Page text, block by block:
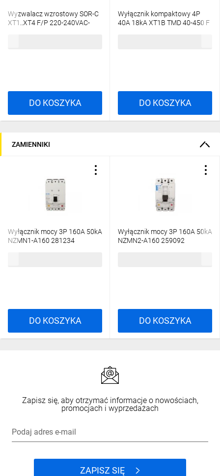
Wyzwalacz wzrostowy SOR-C
XT1..XT4 F/P 220-240VAC-
DO KOSZYKA
Wyłącznik kompaktowy 4P
40A 18kA XT1B TMD 40-450 F
DO KOSZYKA
ZAMIENNIKI
Wyłącznik mocy 3P 160A 50kA
NZMN1-A160 281234
DO KOSZYKA
Wyłącznik mocy 3P 160A 50kA
NZMN2-A160 259092
DO KOSZYKA
Zapisz się, aby otrzymać informacje o nowościach,
promocjach i wyprzedażach
Podaj adres e-mail
ZAPISZ SIĘ